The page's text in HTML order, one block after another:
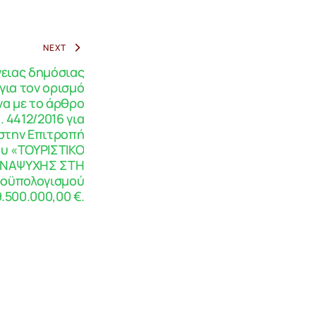
NEXT
δημόσιας
τον ορισμό
με το άρθρο
2016 για
Επιτροπή
«ΤΟΥΡΙΣΤΙΚΟ
ΣΤΗ
€.